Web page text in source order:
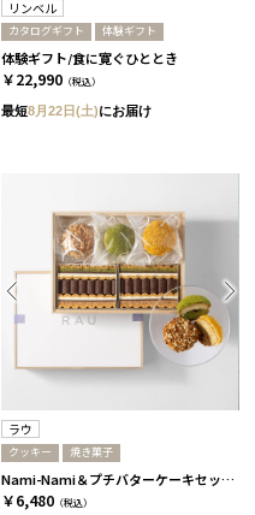
リンベル
カタログギフト 体験ギフト
体験ギフト/食に寛ぐひととき
￥22,990 （税込）
最短8月22日(土)にお届け
ラウ
クッキー 焼き菓子
Nami-Nami＆プチバターケーキセット［ラウ］
￥6,480 （税込）